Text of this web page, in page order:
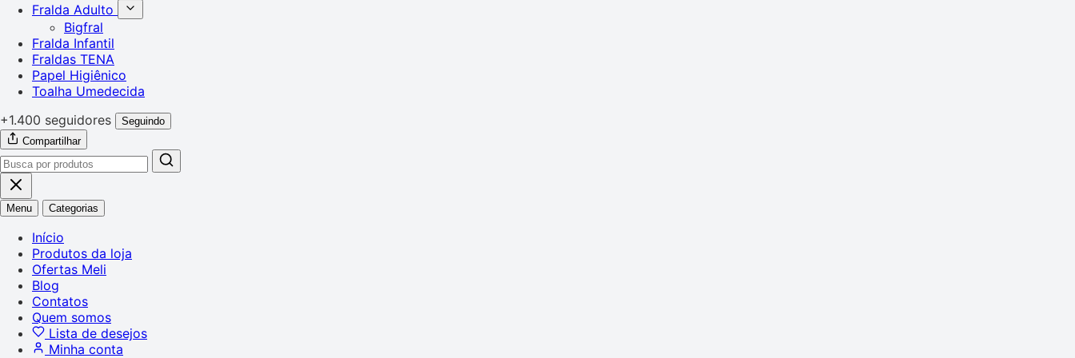
Fralda Adulto
Bigfral
Fralda Infantil
Fraldas TENA
Papel Higiênico
Toalha Umedecida
+1.400 seguidores
Seguindo
Compartilhar
Menu Categorias
Início
Produtos da loja
Ofertas Meli
Blog
Contatos
Quem somos
Lista de desejos
Minha conta